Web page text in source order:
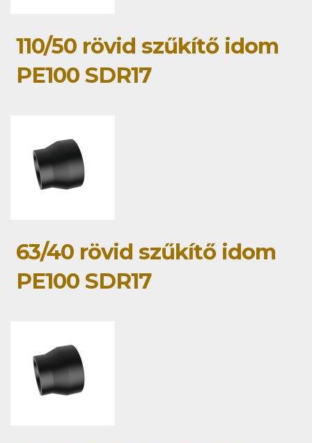
110/50 rövid szűkítő idom
PE100 SDR17
63/40 rövid szűkítő idom
PE100 SDR17